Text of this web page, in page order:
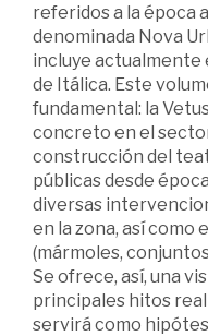
referidos a la época
denominada Nova
incluye actualmente
de Itálica. Este
fundamental: la
concreto en el
construcción del
públicas desde
diversas
en la zona, así como
(mármoles,
Se ofrece, así, una
principales hitos
servirá como